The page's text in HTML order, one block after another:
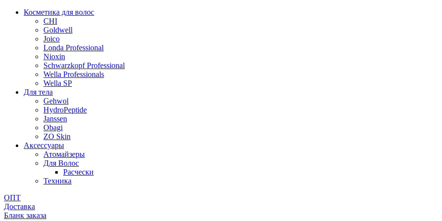
Косметика для волос
CHI
Goldwell
Joico
Londa Professional
Nioxin
Schwarzkopf Professional
Wella Professionals
Wella SP
Для тела
Gehwol
HydroPeptide
Janssen
Obagi
ZO Skin
Aксессуары
Атомайзеры
Для Волос
Расчески
Техника
ОПТ
Доставка
Бланк заказа